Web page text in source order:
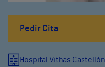
Pedir Cita
Hospital Vithas Castellón